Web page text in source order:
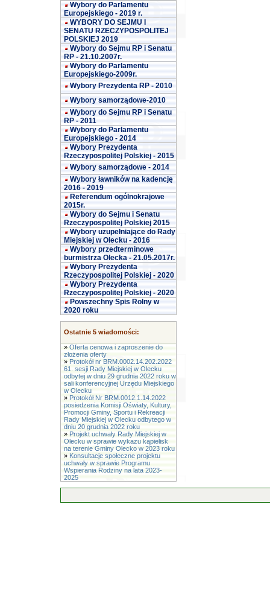
Wybory do Parlamentu
Europejskiego - 2019 r.
WYBORY DO SEJMU I
SENATU RZECZYPOSPOLITEJ
POLSKIEJ 2019
Wybory do Sejmu RP i Senatu
RP - 21.10.2007r.
Wybory do Parlamentu
Europejskiego-2009r.
Wybory Prezydenta RP - 2010
Wybory samorządowe-2010
Wybory do Sejmu RP i Senatu
RP - 2011
Wybory do Parlamentu
Europejskiego - 2014
Wybory Prezydenta
Rzeczypospolitej Polskiej - 2015
Wybory samorządowe - 2014
Wybory ławników na kadencję
2016 - 2019
Referendum ogólnokrajowe
2015r.
Wybory do Sejmu i Senatu
Rzeczypospolitej Polskiej 2015
Wybory uzupełniające do Rady
Miejskiej w Olecku - 2016
Wybory przedterminowe
burmistrza Olecka - 21.05.2017r.
Wybory Prezydenta
Rzeczypospolitej Polskiej - 2020
Wybory Prezydenta
Rzeczypospolitej Polskiej - 2020
Powszechny Spis Rolny w
2020 roku
Ostatnie 5 wiadomości:
» Oferta cenowa i zaproszenie do
złożenia oferty
» Protokół nr BRM.0002.14.202.2022
61. sesji Rady Miejskiej w Olecku
odbytej w dniu 29 grudnia 2022 roku w
sali konferencyjnej Urzędu Miejskiego
w Olecku
» Protokół Nr BRM.0012.1.14.2022
posiedzenia Komisji Oświaty, Kultury,
Promocji Gminy, Sportu i Rekreacji
Rady Miejskiej w Olecku odbytego w
dniu 20 grudnia 2022 roku
» Projekt uchwały Rady Miejskiej w
Olecku w sprawie wykazu kąpielisk
na terenie Gminy Olecko w 2023 roku
» Konsultacje społeczne projektu
uchwały w sprawie Programu
Wspierania Rodziny na lata 2023-
2025